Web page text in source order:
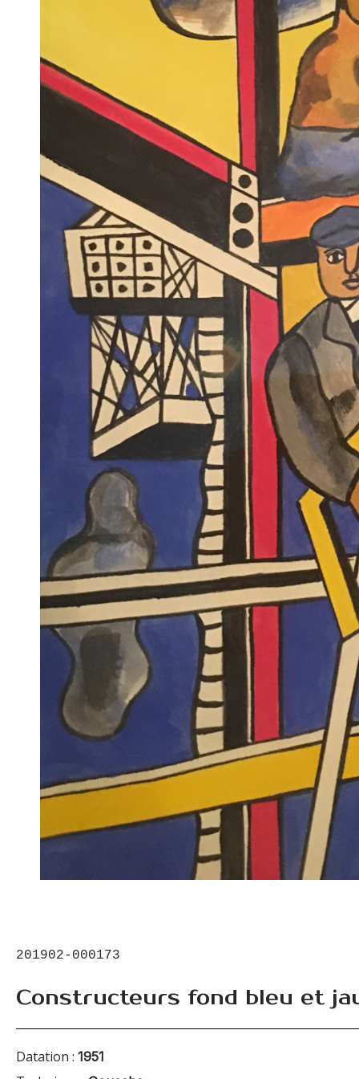
201902-000173
Constructeurs fond bleu et
Datation : 1951